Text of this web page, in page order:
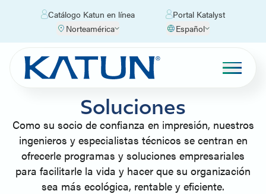
Catálogo Katun en línea
Portal Katalyst
Norteamérica
Español
Soluciones
Como su socio de confianza en impresión, nuestros
ingenieros y especialistas técnicos se centran en
ofrecerle programas y soluciones empresariales
para facilitarle la vida y hacer que su organización
sea más ecológica, rentable y eficiente.